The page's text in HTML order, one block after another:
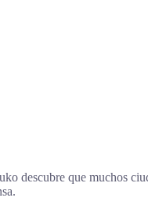
descubre que muchos